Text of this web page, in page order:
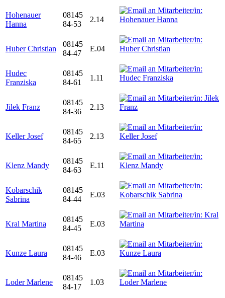
Hohenauer
Hanna
08145
84-53
2.14
Huber Christian
08145
84-47
E.04
Hudec
Franziska
08145
84-61
1.11
Jilek Franz
08145
84-36
2.13
Keller Josef
08145
84-65
2.13
Klenz Mandy
08145
84-63
E.11
Kobarschik
Sabrina
08145
84-44
E.03
Kral Martina
08145
84-45
E.03
Kunze Laura
08145
84-46
E.03
Loder Marlene
08145
84-17
1.03